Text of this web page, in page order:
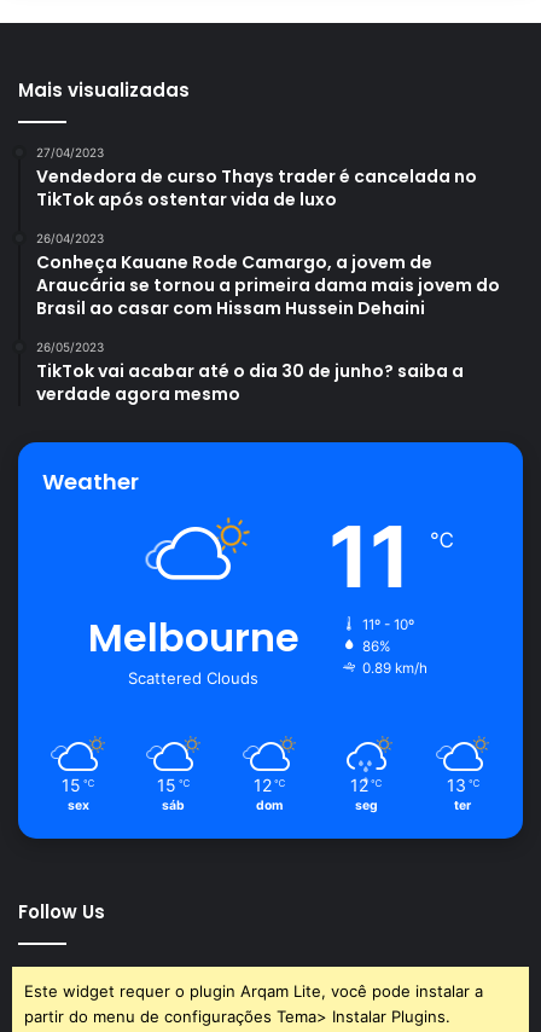
Mais visualizadas
27/04/2023
Vendedora de curso Thays trader é cancelada no
TikTok após ostentar vida de luxo
26/04/2023
Conheça Kauane Rode Camargo, a jovem de
Araucária se tornou a primeira dama mais jovem do
Brasil ao casar com Hissam Hussein Dehaini
26/05/2023
TikTok vai acabar até o dia 30 de junho? saiba a
verdade agora mesmo
Weather
Melbourne
Scattered Clouds
11 ℃
11º - 10º
86%
0.89 km/h
15 ℃
sex
15 ℃
sáb
12 ℃
dom
12 ℃
seg
13 ℃
ter
Follow Us
Este widget requer o plugin Arqam Lite, você pode instalar a
partir do menu de configurações Tema> Instalar Plugins.